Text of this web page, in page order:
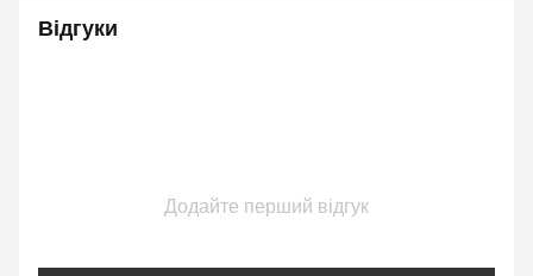
Відгуки
Додайте перший відгук